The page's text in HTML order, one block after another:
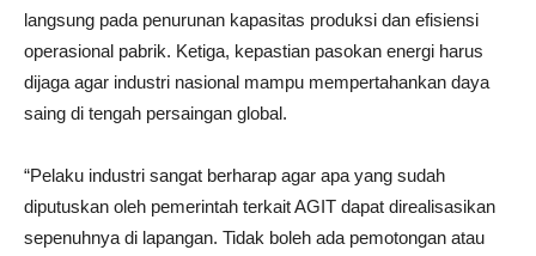
langsung pada penurunan kapasitas produksi dan efisiensi
operasional pabrik. Ketiga, kepastian pasokan energi harus
dijaga agar industri nasional mampu mempertahankan daya
saing di tengah persaingan global.
“Pelaku industri sangat berharap agar apa yang sudah
diputuskan oleh pemerintah terkait AGIT dapat direalisasikan
sepenuhnya di lapangan. Tidak boleh ada pemotongan atau